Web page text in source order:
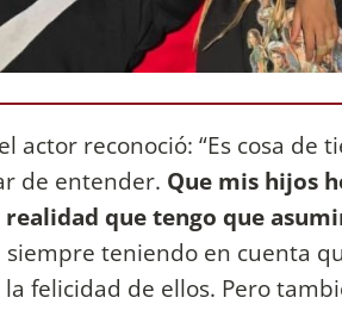
actor reconoció: “Es cosa de
de entender. Que mis hijos
que tengo que
teniendo en cuenta
felicidad de ellos. Pero